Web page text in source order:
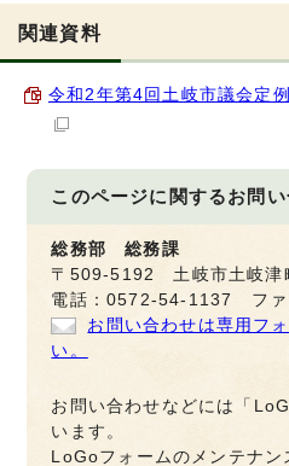
関連資料
令和2年第4回土岐市議会定
このページに関するお問
総務部 総務課
〒509-5192 土岐市土岐津
電話：0572-54-1137 フ
お問い合わせは専用フ
い。
お問い合わせなどには「
います。
LoGoフォームのメンテナ